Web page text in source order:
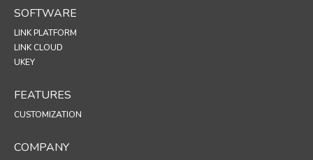
SOFTWARE
LINK PLATFORM
LINK CLOUD
UKEY
FEATURES
CUSTOMIZATION
COMPANY